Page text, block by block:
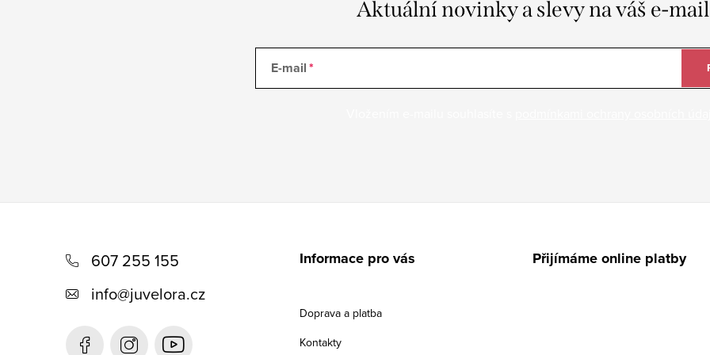
Aktuální novinky a slevy na váš e-mail
E-mail
607 255 155
info@juvelora.cz
Informace pro vás
Doprava a platba
Kontakty
Přijímáme online platby